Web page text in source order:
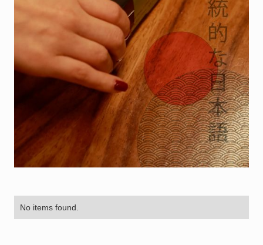
No items found.